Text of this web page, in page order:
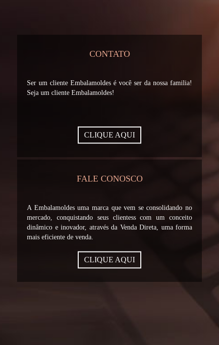
CONTATO
Ser um cliente Embalamoldes é você ser da nossa familia!
Seja um cliente Embalamoldes!
CLIQUE AQUI
FALE CONOSCO
A Embalamoldes uma marca que vem se consolidando no
mercado, conquistando seus clientess com um conceito
dinâmico e inovador, através da Venda Direta, uma forma
mais eficiente de venda.
CLIQUE AQUI